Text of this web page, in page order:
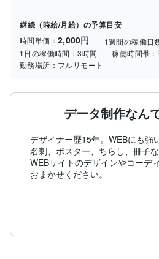
継続（時給/月給）の予算目安
時間単価： 2,000円 1週間の稼働日
1日の稼働時間：3時間 稼働時間帯：
勤務場所： フルリモート
データ制作なん
デザイナー歴15年。WEBにも強
名刺、ポスター、ちらし、冊子
WEBサイトのデザインやコーデ
おまかせください。